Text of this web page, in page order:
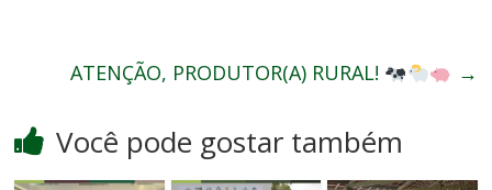
ATENÇÃO, PRODUTOR(A) RURAL! →
Você pode gostar também